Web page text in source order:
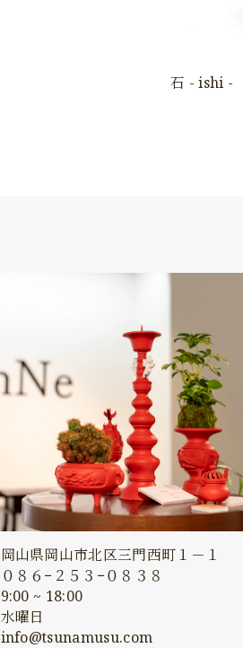
石 - ishi -
岡山県岡山市北区三門西町１－１
０８６−２５３−０８３８
9:00 ~ 18:00
水曜日
info@tsunamusu.com